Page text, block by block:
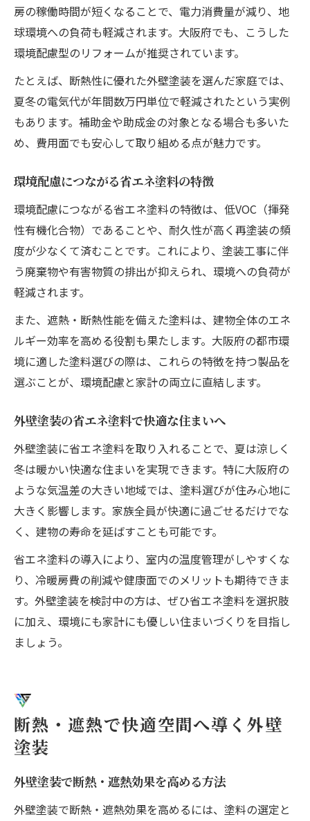
房の稼働時間が短くなることで、電力消費量が減り、地
球環境への負荷も軽減されます。大阪府でも、こうした
環境配慮型のリフォームが推奨されています。
たとえば、断熱性に優れた外壁塗装を選んだ家庭では、
夏冬の電気代が年間数万円単位で軽減されたという実例
もあります。補助金や助成金の対象となる場合も多いた
め、費用面でも安心して取り組める点が魅力です。
環境配慮につながる省エネ塗料の特徴
環境配慮につながる省エネ塗料の特徴は、低VOC（揮発
性有機化合物）であることや、耐久性が高く再塗装の頻
度が少なくて済むことです。これにより、塗装工事に伴
う廃棄物や有害物質の排出が抑えられ、環境への負荷が
軽減されます。
また、遮熱・断熱性能を備えた塗料は、建物全体のエネ
ルギー効率を高める役割も果たします。大阪府の都市環
境に適した塗料選びの際は、これらの特徴を持つ製品を
選ぶことが、環境配慮と家計の両立に直結します。
外壁塗装の省エネ塗料で快適な住まいへ
外壁塗装に省エネ塗料を取り入れることで、夏は涼しく
冬は暖かい快適な住まいを実現できます。特に大阪府の
ような気温差の大きい地域では、塗料選びが住み心地に
大きく影響します。家族全員が快適に過ごせるだけでな
く、建物の寿命を延ばすことも可能です。
省エネ塗料の導入により、室内の温度管理がしやすくな
り、冷暖房費の削減や健康面でのメリットも期待できま
す。外壁塗装を検討中の方は、ぜひ省エネ塗料を選択肢
に加え、環境にも家計にも優しい住まいづくりを目指し
ましょう。
断熱・遮熱で快適空間へ導く外壁
塗装
外壁塗装で断熱・遮熱効果を高める方法
外壁塗装で断熱・遮熱効果を高めるには、塗料の選定と